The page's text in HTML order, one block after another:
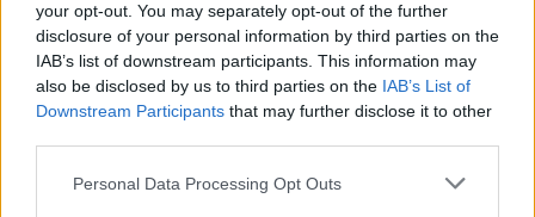
your opt-out. You may separately opt-out of the further
disclosure of your personal information by third parties on the
IAB’s list of downstream participants. This information may
also be disclosed by us to third parties on the IAB’s List of
Downstream Participants that may further disclose it to other
Personal Data Processing Opt Outs
συχνότερη απάντηση. Ακολουθεί η έλλειψη
σωματείου στον χώρο εργασίας τους με 29%, ενώ το
14% δηλώνει ότι δεν πιστεύει πως ο συνδικαλισμός
μπορεί να βελτιώσει τη θέση του.
Κρίση αξιοπιστίας